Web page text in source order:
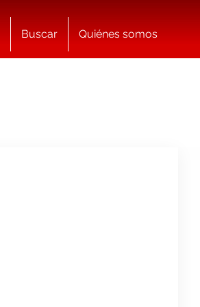
Buscar Quiénes somos